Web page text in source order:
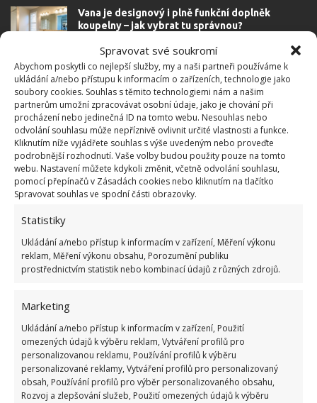
Spravovat své soukromí
Abychom poskytli co nejlepší služby, my a naši partneři používáme k
ukládání a/nebo přístupu k informacím o zařízeních, technologie jako
soubory cookies. Souhlas s těmito technologiemi nám a našim
partnerům umožní zpracovávat osobní údaje, jako je chování při
procházení nebo jedinečná ID na tomto webu. Nesouhlas nebo
odvolání souhlasu může nepříznivě ovlivnit určité vlastnosti a funkce.
Kliknutím níže vyjádřete souhlas s výše uvedeným nebo proveďte
podrobnější rozhodnutí. Vaše volby budou použity pouze na tomto
webu. Nastavení můžete kdykoli změnit, včetně odvolání souhlasu,
pomocí přepínačů v Zásadách cookies nebo kliknutím na tlačítko
Spravovat souhlas ve spodní části obrazovky.
Statistiky
Ukládání a/nebo přístup k informacím v zařízení, Měření výkonu
reklam, Měření výkonu obsahu, Porozumění publiku
prostřednictvím statistik nebo kombinací údajů z různých zdrojů.
Marketing
Ukládání a/nebo přístup k informacím v zařízení, Použití
omezených údajů k výběru reklam, Vytváření profilů pro
personalizovanou reklamu, Používání profilů k výběru
personalizované reklamy, Vytváření profilů pro personalizovaný
obsah, Používání profilů pro výběr personalizovaného obsahu,
Rozvoj a zlepšování služeb, Použití omezených údajů k výběru
Vana je designový i plně funkční doplněk
koupelny – jak vybrat tu správnou?
Originálně řešená koupelna s kapesními
rozměry – i malá paneláková koupelna má šanci
20.9.2018 Interiér
1 2 »
OBLÍBENÉ ČLÁNKY
Pokuta až 10 000 Kč hrozí za nesprávné sekání i
nesekání trávy. Záleží i na prostředku a lokaci
1.6.2026